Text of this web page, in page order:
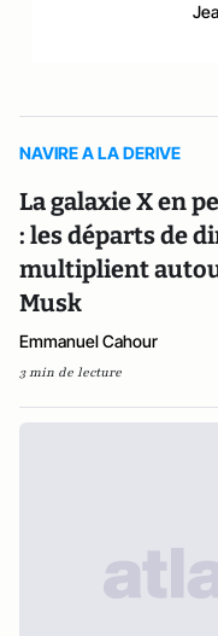
NAVIRE A LA DERIVE
La galaxie X en
: les départs de
multiplient
Musk
Emmanuel Cahour
3 min de lecture